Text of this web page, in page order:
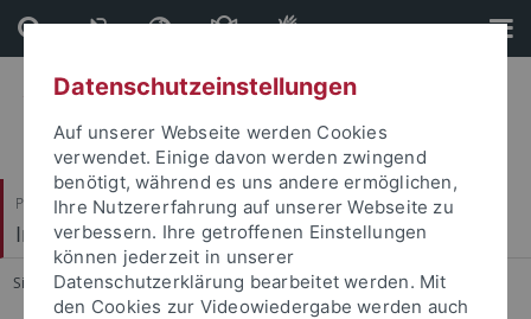
Direkt
zum
Inhalt
Direkt
zur
Fußleiste
Philosophische Fakultät
Institut für Medienwissenschaft
Sie sind hier: Startseite ... Aktuelles
Datenschutzeinstellungen
Auf unserer Webseite werden Cookies
verwendet. Einige davon werden zwingend
benötigt, während es uns andere ermöglichen,
Ihre Nutzererfahrung auf unserer Webseite zu
verbessern. Ihre getroffenen Einstellungen
können jederzeit in unserer
Datenschutzerklärung bearbeitet werden. Mit
den Cookies zur Videowiedergabe werden auch